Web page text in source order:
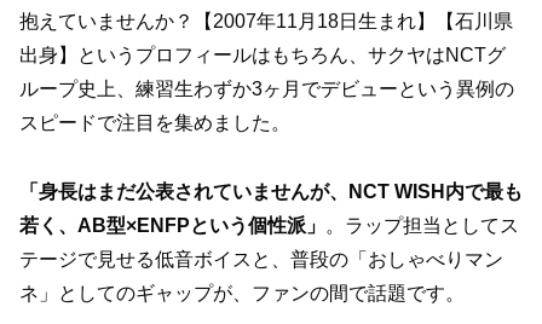
抱えていませんか？【2007年11月18日生まれ】【石川県
出身】というプロフィールはもちろん、サクヤはNCTグ
ループ史上、練習生わずか3ヶ月でデビューという異例の
スピードで注目を集めました。
「身長はまだ公表されていませんが、NCT WISH内で最も
若く、AB型×ENFPという個性派」 。ラップ担当としてス
テージで見せる低音ボイスと、普段の「おしゃべりマン
ネ」としてのギャップが、ファンの間で話題です。